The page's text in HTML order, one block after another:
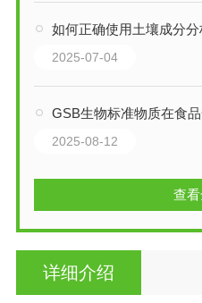
如何正确使用土壤成分分
2025-07-04
GSB生物标准物质在食
2025-08-12
查
详细介绍